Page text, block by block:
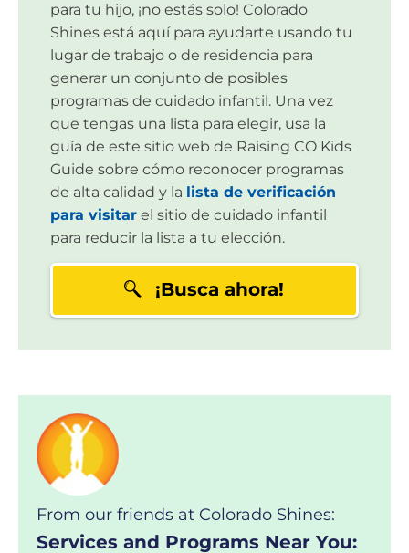
para tu hijo, ¡no estás solo! Colorado
Shines está aquí para ayudarte usando tu
lugar de trabajo o de residencia para
generar un conjunto de posibles
programas de cuidado infantil. Una vez
que tengas una lista para elegir, usa la
guía de este sitio web de Raising CO Kids
Guide sobre cómo reconocer programas
de alta calidad y la lista de verificación
para visitar el sitio de cuidado infantil
para reducir la lista a tu elección.
¡Busca ahora!
From our friends at Colorado Shines:
Services and Programs Near You: